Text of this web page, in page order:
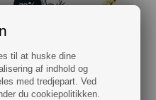
til at huske dine
af indhold og
med tredjepart. Ved
du cookiepolitikken.
33%